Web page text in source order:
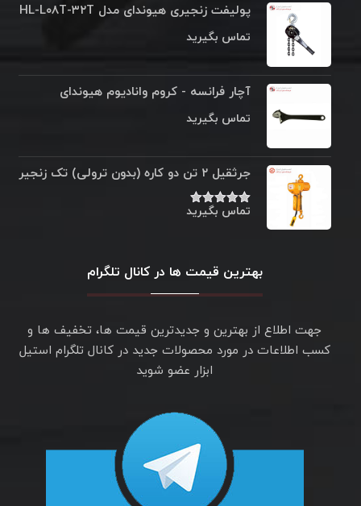
پولیفت زنجیری هیوندای مدل HL-L۰۸T-۳۲T
تماس بگیرید
آچار فرانسه - کروم وانادیوم هیوندای
تماس بگیرید
جرثقیل ۲ تن دو کاره (بدون ترولی) تک زنجیر
نمره۵.۰۰
تماس بگیرید
بهترین قیمت ها در کانال تلگرام
جهت اطلاع از بهترین و جدیدترین قیمت ها، تخفیف ها و
کسب اطلاعات در مورد محصولات جدید در کانال تلگرام استیل
ابزار عضو شوید